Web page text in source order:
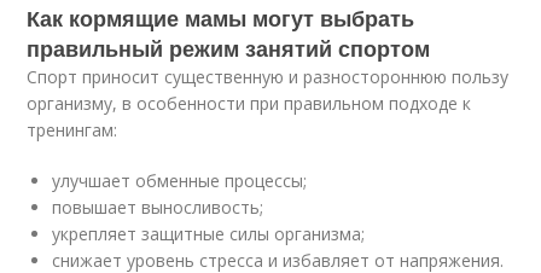
Как кормящие мамы могут выбрать
правильный режим занятий спортом
Спорт приносит существенную и разностороннюю пользу
организму, в особенности при правильном подходе к
тренингам:
улучшает обменные процессы;
повышает выносливость;
укрепляет защитные силы организма;
снижает уровень стресса и избавляет от напряжения.